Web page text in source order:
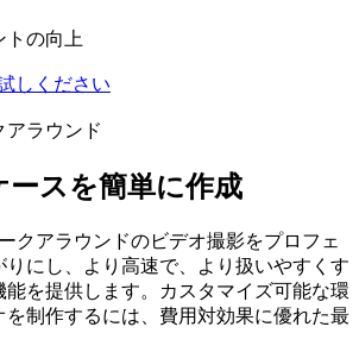
トの向上
しください
アラウンド
ースを簡単に作成
クアラウンドのビデオ撮影をプロフェ
りにし、より高速で、より扱いやすくす
能を提供します。カスタマイズ可能な環
を制作するには、費用対効果に優れた最